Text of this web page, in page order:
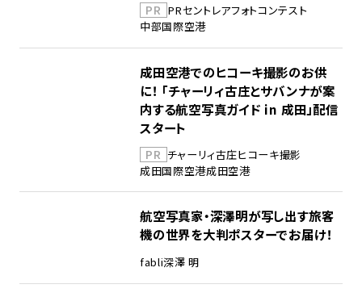
PR PRセントレアフォトコンテスト
中部国際空港
成田空港でのヒコーキ撮影のお供
に！ 「チャーリィ古庄とサバンナが案
内する航空写真ガイド in 成田」配信
スタート
PR チャーリィ古庄ヒコーキ撮影
成田国際空港成田空港
航空写真家・深澤明が写し出す旅客
機の世界を大判ポスターでお届け！
fabli深澤 明